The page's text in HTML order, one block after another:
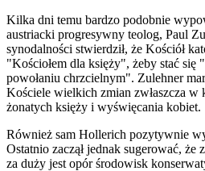
Kilka dni temu bardzo podobnie
austriacki progresywny teolog, Paul
synodalności stwierdził, że Kościół
"Kościołem dla księży", żeby stać się
powołaniu chrzcielnym". Zulehner
Kościele wielkich zmian zwłaszcza w
żonatych księży i wyświęcania kobiet.
Również sam Hollerich pozytywnie
Ostatnio zaczął jednak sugerować, że
za duży jest opór środowisk